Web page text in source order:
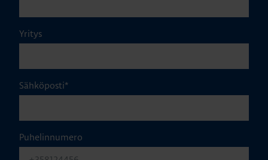
Yritys
Sähköposti*
Puhelinnumero